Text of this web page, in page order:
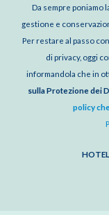
Da sempre poniamo
gestione e
Per restare al passo
di privacy, oggi
informandola che in
sulla Protezione dei
policy